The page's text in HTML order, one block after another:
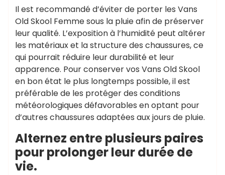
Il est recommandé d’éviter de porter les Vans
Old Skool Femme sous la pluie afin de préserver
leur qualité. L’exposition à l’humidité peut altérer
les matériaux et la structure des chaussures, ce
qui pourrait réduire leur durabilité et leur
apparence. Pour conserver vos Vans Old Skool
en bon état le plus longtemps possible, il est
préférable de les protéger des conditions
météorologiques défavorables en optant pour
d’autres chaussures adaptées aux jours de pluie.
Alternez entre plusieurs paires
pour prolonger leur durée de
vie.